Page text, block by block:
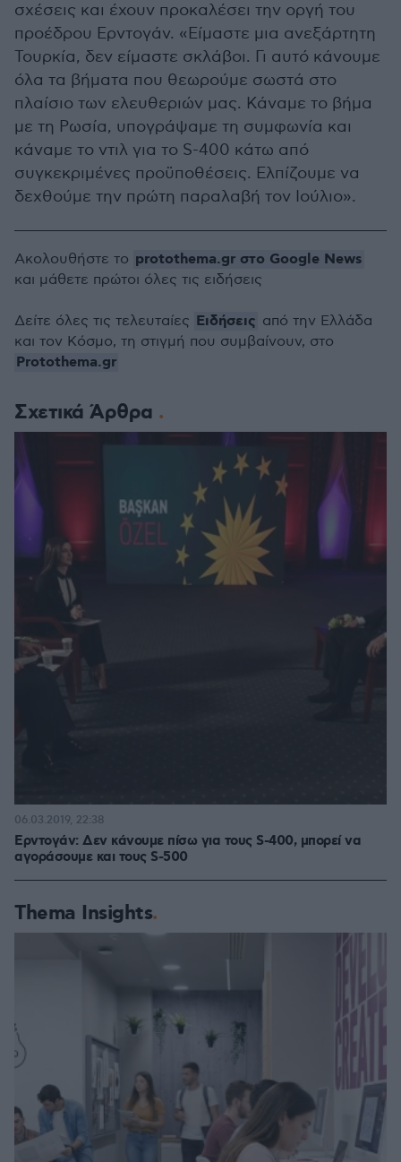
σχέσεις και έχουν προκαλέσει την οργή του
προέδρου Ερντογάν. «Είμαστε μια ανεξάρτητη
Τουρκία, δεν είμαστε σκλάβοι. Γι αυτό κάνουμε
όλα τα βήματα που θεωρούμε σωστά στο
πλαίσιο των ελευθεριών μας. Κάναμε το βήμα
με τη Ρωσία, υπογράψαμε τη συμφωνία και
κάναμε το ντιλ για το S-400 κάτω από
συγκεκριμένες προϋποθέσεις. Ελπίζουμε να
δεχθούμε την πρώτη παραλαβή τον Ιούλιο».
Σχετικά Άρθρα
Ερντογάν: Δεν κάνουμε πίσω για τους S-400, μπορεί να
αγοράσουμε και τους S-500
06.03.2019, 22:38
Thema Insights
Ακολουθήστε το protothema.gr στο Google News
και μάθετε πρώτοι όλες τις ειδήσεις
Δείτε όλες τις τελευταίες Ειδήσεις από την Ελλάδα
και τον Κόσμο, τη στιγμή που συμβαίνουν, στο
Protothema.gr